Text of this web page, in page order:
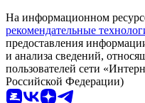
На информационном
рекомендательные
предоставления
и анализа сведений,
пользователей сети
Российской Федерации)